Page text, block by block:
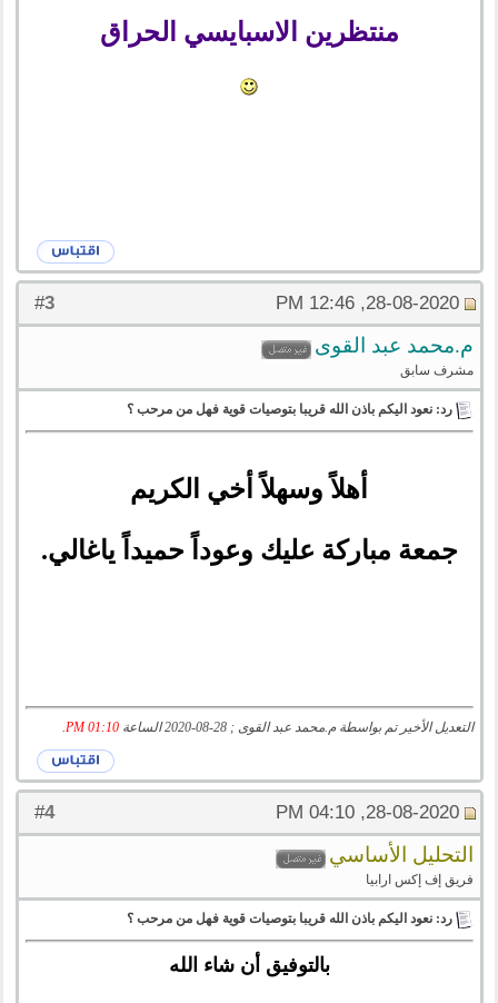
منتظرين الاسبايسي الحراق
#
3 28-08-2020, 12:46 PM
م.محمد عبد القوى
مشرف سابق
رد: نعود اليكم باذن الله قريبا بتوصيات قوية فهل من مرحب ؟
أهلاً وسهلاً أخي الكريم
جمعة مباركة عليك وعوداً حميداً ياغالي.
التعديل الأخير تم بواسطة م.محمد عبد القوى ; 28-08-2020 الساعة 01:10 PM
.
#
4 28-08-2020, 04:10 PM
التحليل الأساسي
فريق إف إكس ارابيا
رد: نعود اليكم باذن الله قريبا بتوصيات قوية فهل من مرحب ؟
بالتوفيق أن شاء الله